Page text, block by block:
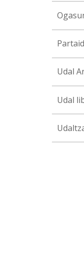
Udal
Udal